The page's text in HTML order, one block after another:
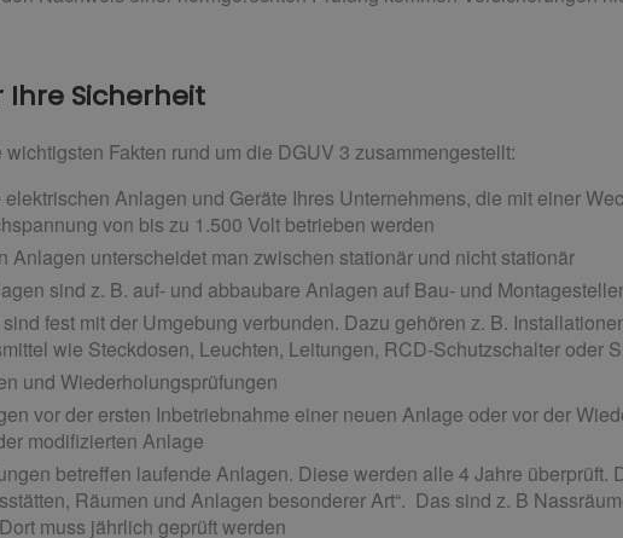
Sicherheit
Fakten rund um die DGUV 3 zusammengestellt:
Anlagen und Geräte Ihres Unternehmens, die mit einer
von bis zu 1.500 Volt betrieben werden
Anlagen unterscheidet man zwischen stationär und nicht stationär
sind z. B. auf- und abbaubare Anlagen auf Bau- und
fest mit der Umgebung verbunden. Dazu gehören z. B.
wie Steckdosen, Leuchten, Leitungen, RCD-Schutzschalter oder
und Wiederholungsprüfungen
vor der ersten Inbetriebnahme einer neuen Anlage oder vor der
modifizierten Anlage
betreffen laufende Anlagen. Diese werden alle 4 Jahre überprüft.
Räumen und Anlagen besonderer Art“. Das sind z. B
muss jährlich geprüft werden